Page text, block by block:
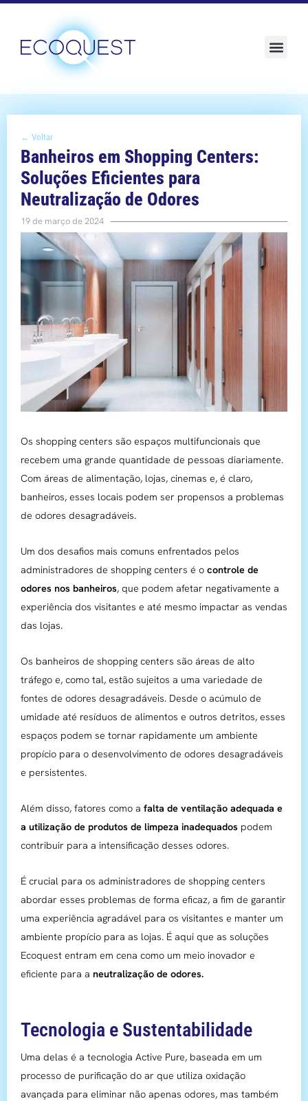
← Voltar
Banheiros em Shopping Centers:
Soluções Eficientes para
Neutralização de Odores
19 de março de 2024
Os shopping centers são espaços multifuncionais que
recebem uma grande quantidade de pessoas diariamente.
Com áreas de alimentação, lojas, cinemas e, é claro,
banheiros, esses locais podem ser propensos a problemas
de odores desagradáveis.
Um dos desafios mais comuns enfrentados pelos
administradores de shopping centers é o controle de
odores nos banheiros, que podem afetar negativamente a
experiência dos visitantes e até mesmo impactar as vendas
das lojas.
Os banheiros de shopping centers são áreas de alto
tráfego e, como tal, estão sujeitos a uma variedade de
fontes de odores desagradáveis. Desde o acúmulo de
umidade até resíduos de alimentos e outros detritos, esses
espaços podem se tornar rapidamente um ambiente
propício para o desenvolvimento de odores desagradáveis
e persistentes.
Além disso, fatores como a falta de ventilação adequada e
a utilização de produtos de limpeza inadequados podem
contribuir para a intensificação desses odores.
É crucial para os administradores de shopping centers
abordar esses problemas de forma eficaz, a fim de garantir
uma experiência agradável para os visitantes e manter um
ambiente propício para as lojas. É aqui que as soluções
Ecoquest entram em cena como um meio inovador e
eficiente para a neutralização de odores.
Tecnologia e Sustentabilidade
Uma delas é a tecnologia Active Pure, baseada em um
processo de purificação do ar que utiliza oxidação
avançada para eliminar não apenas odores, mas também